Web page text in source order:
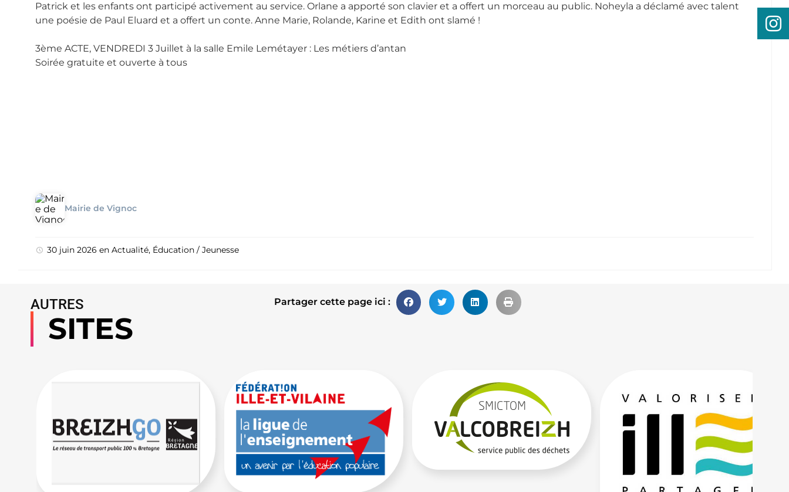
Patrick et les enfants ont participé activement au service. Orlane a apporté son clavier et a offert un morceau au public. Noheyla a déclamé avec talent
une poésie de Paul Eluard et a offert un conte. Anne Marie, Rolande, Karine et Edith ont slamé !
3ème ACTE, VENDREDI 3 Juillet à la salle Emile Lemétayer : Les métiers d’antan
Soirée gratuite et ouverte à tous
Mairie de Vignoc
30 juin 2026 en Actualité, Éducation / Jeunesse
Partager cette page ici :
AUTRES
SITES